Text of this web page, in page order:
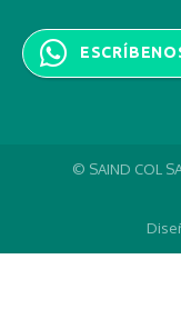
© SAIND COL